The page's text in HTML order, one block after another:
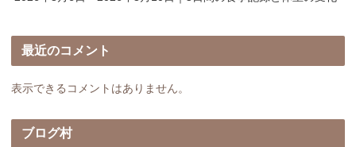
最近のコメント
表示できるコメントはありません。
ブログ村